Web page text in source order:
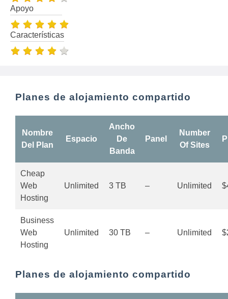
Apoyo
Características
Planes de alojamiento compartido
Nombre
Del Plan
Espacio
Ancho
De
Banda
Panel
Number
Of Sites
Cheap
Web
Hosting
Unlimited 3 TB – Unlimited
Business
Web
Hosting
Unlimited 30 TB – Unlimited
Planes de alojamiento compartido